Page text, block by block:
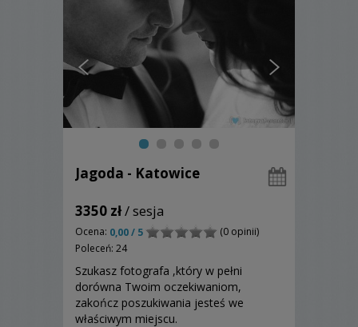
Jagoda - Katowice
3350 zł/ sesja
Ocena: 0,00 / 5
(0 opinii)
Poleceń: 24
Szukasz fotografa ,który w pełni
dorówna Twoim oczekiwaniom,
zakończ poszukiwania jesteś we
właściwym miejscu.